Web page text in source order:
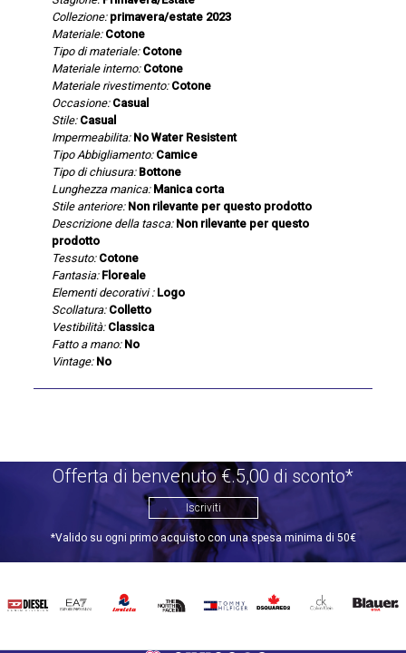
Collezione: primavera/estate 2023
Materiale: Cotone
Tipo di materiale: Cotone
Materiale interno: Cotone
Materiale rivestimento: Cotone
Occasione: Casual
Stile: Casual
Impermeabilita: No Water Resistent
Tipo Abbigliamento: Camice
Tipo di chiusura: Bottone
Lunghezza manica: Manica corta
Stile anteriore: Non rilevante per questo prodotto
Descrizione della tasca: Non rilevante per questo
prodotto
Tessuto: Cotone
Fantasia: Floreale
Elementi decorativi : Logo
Scollatura: Colletto
Vestibilità: Classica
Fatto a mano: No
Vintage: No
Offerta di benvenuto €.5,00 di sconto*
Iscriviti
*Valido su ogni primo acquisto con una spesa minima di 50€
DIESEL EA7 INVICTATHE
TOMMY
DSQUARED2
CALVIN BLAUER